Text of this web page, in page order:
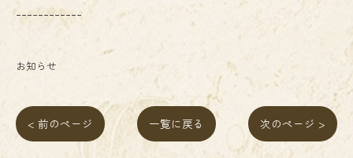
------------
お知らせ
< 前のページ 一覧に戻る 次のページ >